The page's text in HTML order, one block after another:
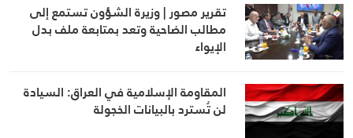
تقرير مصور | وزيرة الشؤون تستمع إلى
مطالب الضاحية وتعد بمتابعة ملف بدل
الإيواء
المقاومة الإسلامية في العراق: السيادة
لن تُسترد بالبيانات الخجولة